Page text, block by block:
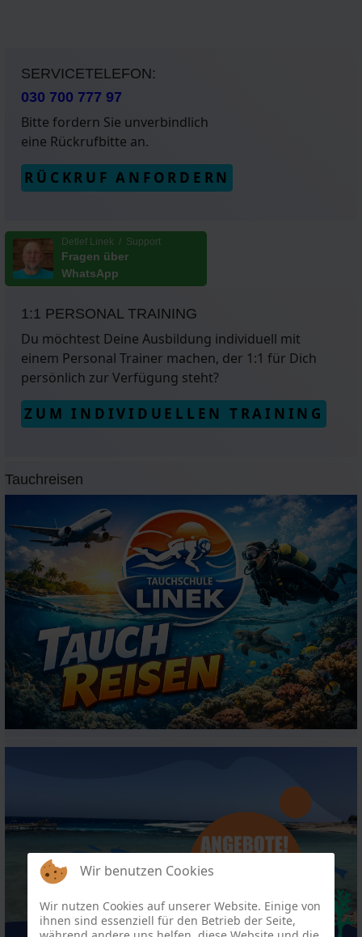
SERVICETELEFON:
030 700 777 97
Bitte fordern Sie unverbindlich
eine Rückrufbitte an.
RÜCKRUF ANFORDERN
Detlef Linek / Support
Fragen über
WhatsApp
1:1 PERSONAL TRAINING
Du möchtest Deine Ausbildung individuell mit
einem Personal Trainer machen, der 1:1 für Dich
persönlich zur Verfügung steht?
ZUM INDIVIDUELLEN TRAINING
Tauchreisen
Wir benutzen Cookies
Wir nutzen Cookies auf unserer Website. Einige von
ihnen sind essenziell für den Betrieb der Seite,